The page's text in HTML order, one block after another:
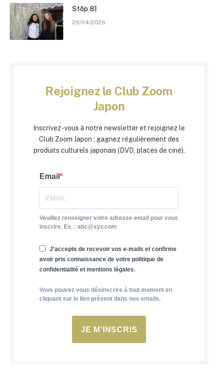
Stōp 81
29/04/2026
Rejoignez le Club Zoom
Japon
Inscrivez-vous à notre newsletter et rejoignez le
Club Zoom Japon : gagnez régulièrement des
produits culturels japonais (DVD, places de ciné).
Email
Veuillez renseigner votre adresse email pour vous
inscrire. Ex. : abc@xyz.com
J'accepte de recevoir vos e-mails et confirme
avoir pris connaissance de votre politique de
confidentialité et mentions légales.
Vous pouvez vous désinscrire à tout moment en
cliquant sur le lien présent dans nos emails.
JE M'INSCRIS